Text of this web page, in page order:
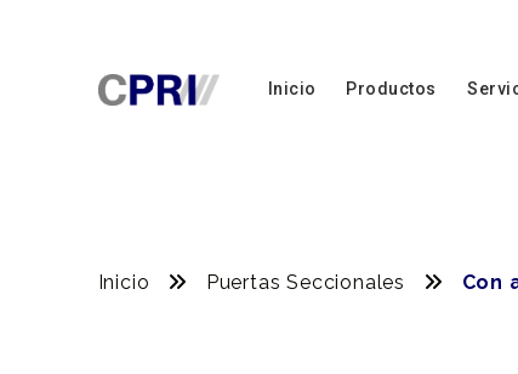
Inicio Productos
Puertas
Inicio Puertas Seccionales Con